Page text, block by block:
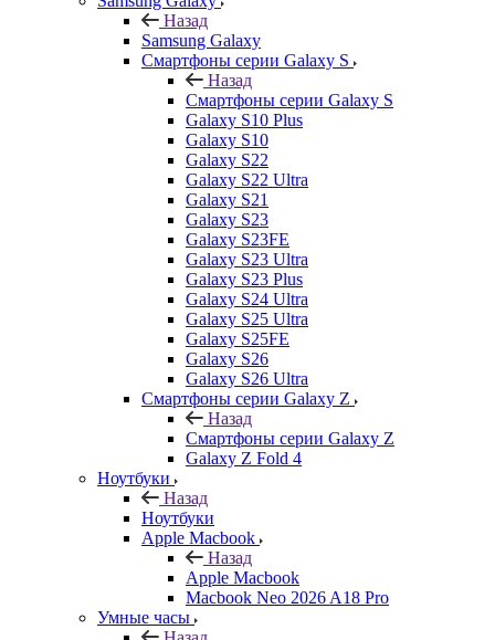
Назад
Samsung Galaxy
Смартфоны серии Galaxy S
Назад
Смартфоны серии Galaxy S
Galaxy S10 Plus
Galaxy S10
Galaxy S22
Galaxy S22 Ultra
Galaxy S21
Galaxy S23
Galaxy S23FE
Galaxy S23 Ultra
Galaxy S23 Plus
Galaxy S24 Ultra
Galaxy S25 Ultra
Galaxy S25FE
Galaxy S26
Galaxy S26 Ultra
Смартфоны серии Galaxy Z
Назад
Смартфоны серии Galaxy Z
Galaxy Z Fold 4
Ноутбуки
Назад
Ноутбуки
Apple Macbook
Назад
Apple Macbook
Macbook Neo 2026 A18 Pro
Умные часы